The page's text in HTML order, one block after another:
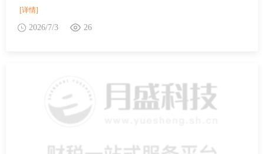
[详情]
2026/7/3 26